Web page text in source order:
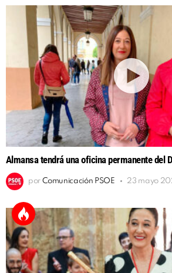
Almansa tendrá una oficina permanente del
por Comunicación PSOE 23 mayo